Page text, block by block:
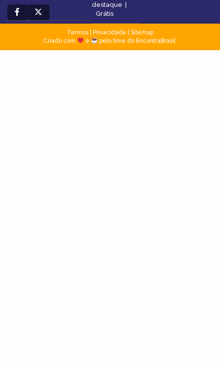
destaque |
Grátis
Termos| Privacidade
Sitemap
Criado com
e pelo time do EncontraBrasil